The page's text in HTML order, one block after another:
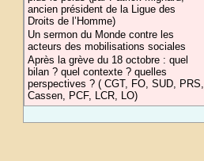
ancien président de la Ligue des
Droits de l’Homme)
Un sermon du Monde contre les
acteurs des mobilisations sociales
Après la grève du 18 octobre : quel
bilan ? quel contexte ? quelles
perspectives ? ( CGT, FO, SUD, PRS,
Cassen, PCF, LCR, LO)